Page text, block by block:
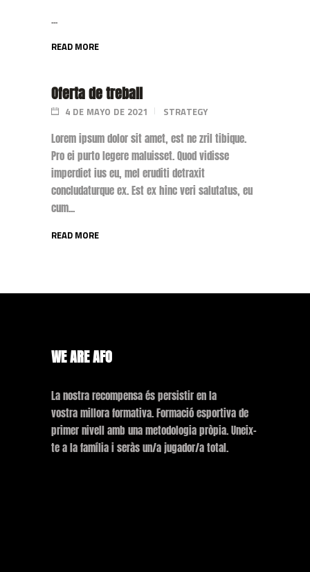
...
READ MORE
Oferta de treball
4 DE MAYO DE 2021 STRATEGY
Lorem ipsum dolor sit amet, est ne zril tibique.
Pro ei purto legere maluisset. Quod vidisse
imperdiet ius eu, mel eruditi detraxit
concludaturque ex. Est ex hinc veri salutatus, eu
cum...
READ MORE
WE ARE AFO
La nostra recompensa és persistir en la
vostra millora formativa. Formació esportiva de
primer nivell amb una metodologia pròpia. Uneix-
te a la família i seràs un/a jugador/a total.